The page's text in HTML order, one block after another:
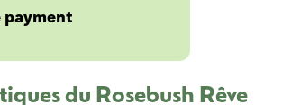
payment
du Rosebush Rêve